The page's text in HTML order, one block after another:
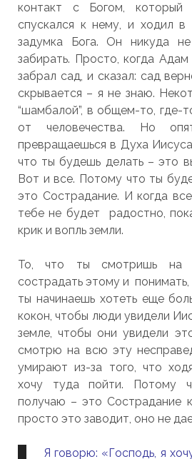
контакт с Богом, который
спускался к нему, и ходил
задумка Бога. Он никуда
забирать. Просто, когда
забрал сад, и сказал: сад
скрывается – я не знаю.
“шамбалой”, в общем-то, где-
от человечества. Но
превращаешься в Духа
что ты будешь делать – это
Вот и все. Потому что ты
это Сострадание. И когда
тебе не будет радостно,
крик и вопль земли.
То, что ты смотришь на
сострадать этому и
ты начинаешь хотеть еще
кокон, чтобы люди увидели
земле, чтобы они увидели
смотрю на всю эту
умирают из-за того, что
хочу туда пойти. Потому
получаю – это Сострадание
просто это заводит, оно не
Я говорю: «Господь, я